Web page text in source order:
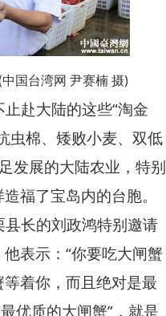
国台湾网 尹赛楠 摄)
赴大陆的这些“淘金
虫棉、矮败小麦、双低
发展的大陆农业，特别
福了宝岛内的台胞。
长的刘政鸿特别邀请
表示：“你要吃大闸蟹
着你，而且绝对是最
优质的大闸蟹”，就是